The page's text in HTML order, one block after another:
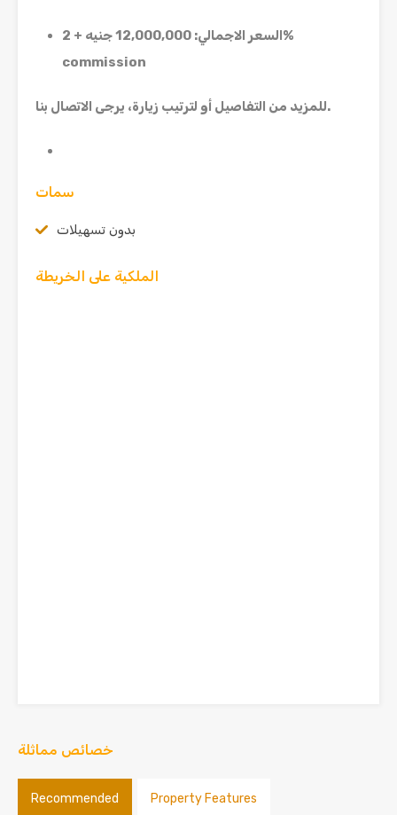
السعر الاجمالي: 12,000,000
جنيه + 2%
commission
للمزيد من التفاصيل أو لترتيب زيارة، يرجى الاتصال بنا.
سمات
بدون تسهيلات
الملكية على الخريطة
خصائص مماثلة
Recommended Property Features